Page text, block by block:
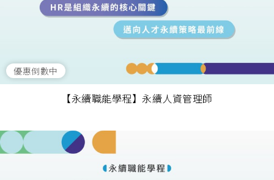
優惠倒數中
【永續職能學程】永續人資管理師